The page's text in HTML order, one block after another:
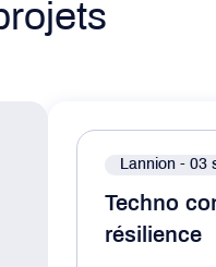
Lannion - 03
Techno
résilience